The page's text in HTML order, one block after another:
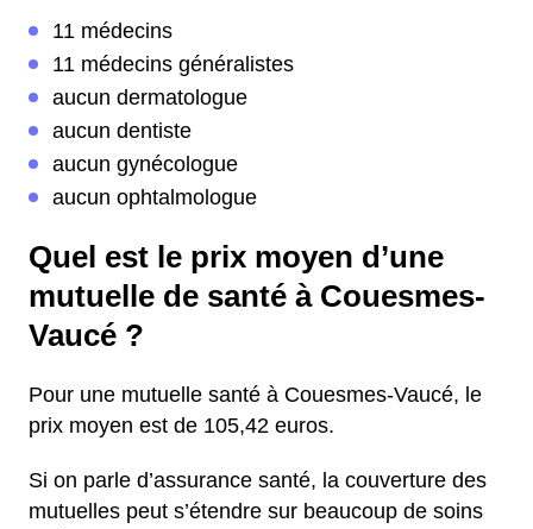
11 médecins
11 médecins généralistes
aucun dermatologue
aucun dentiste
aucun gynécologue
aucun ophtalmologue
Quel est le prix moyen d’une
mutuelle de santé à Couesmes-
Vaucé ?
Pour une mutuelle santé à Couesmes-Vaucé, le
prix moyen est de 105,42 euros.
Si on parle d’assurance santé, la couverture des
mutuelles peut s’étendre sur beaucoup de soins